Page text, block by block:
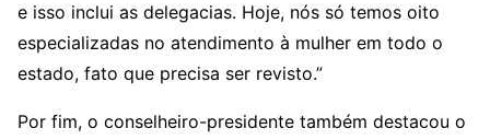
e isso inclui as delegacias. Hoje, nós só temos oito
especializadas no atendimento à mulher em todo o
estado, fato que precisa ser revisto.”
Por fim, o conselheiro-presidente também destacou o